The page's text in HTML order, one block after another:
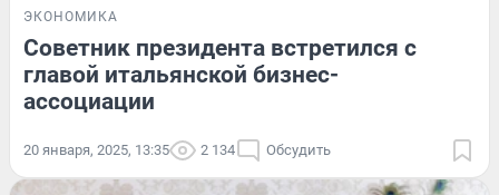
ЭКОНОМИКА
Советник президента встретился с
главой итальянской бизнес-
ассоциации
20 января, 2025, 13:35 2 134 Обсудить